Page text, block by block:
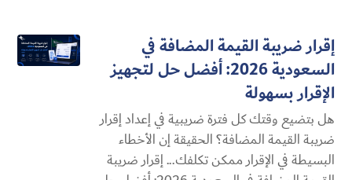
إقرار ضريبة القيمة المضافة في
السعودية 2026: أفضل حل لتجهيز
الإقرار بسهولة
هل بتضيع وقتك كل فترة ضريبية في إعداد إقرار
ضريبة القيمة المضافة؟ الحقيقة إن الأخطاء
البسيطة في الإقرار ممكن تكلفك... إقرار ضريبة